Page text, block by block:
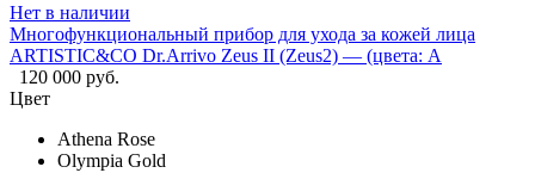
Нет в наличии
Многофункциональный прибор для ухода за кожей лица
ARTISTIC&CO Dr.Arrivo Zeus II (Zeus2) — (цвета: A
120 000 руб.
Цвет
Athena Rose
Olympia Gold